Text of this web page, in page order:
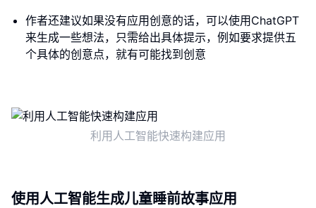
作者还建议如果没有应用创意的话，可以使用ChatGPT
来生成一些想法，只需给出具体提示，例如要求提供五
个具体的创意点，就有可能找到创意
利用人工智能快速构建应用
使用人工智能生成儿童睡前故事应用